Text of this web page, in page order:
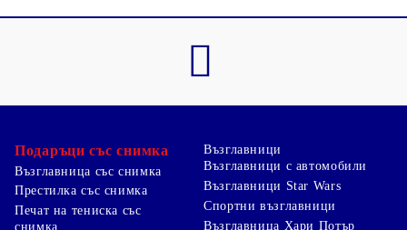
Подаръци със снимка
Възглавница със снимка
Престилка със снимка
Печат на тениска със
снимка
Възглавници
Възглавници с автомобили
Възглавници Star Wars
Спортни възглавници
Възглавница Хари Потър